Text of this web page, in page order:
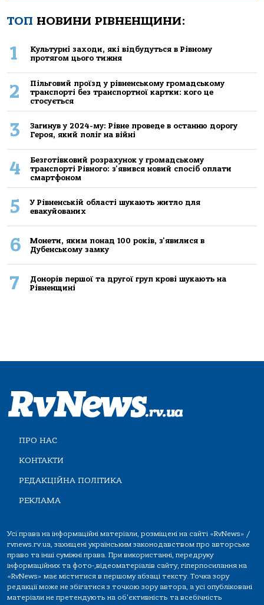
ТОП НОВИНИ РІВНЕНЩИНИ:
1
Культурні заходи, які відбудуться в Рівному
протягом цього тижня
2
Пільговий проїзд у рівненському громадському
транспорті без транспортної картки: кого це
стосується
3
Загинув у 2024-му: Рівне проведе в останню дорогу
Героя, який поліг на війні
4
Безготівковий розрахунок у громадському
транспорті Рівного: з'явився новий спосіб оплати
смартфоном
5
У Рівненській області шукають житло для
евакуйованих
6
Монети, яким понад 100 років, з'явилися в
Дубенському замку
7
Донорів першої та другої груп крові шукають на
Рівненщині
ПРО НАС
КОНТАКТИ
РЕДАКЦІЙНА ПОЛІТИКА
РЕКЛАМА
Усі права на інформаційні матеріали, розміщені на сайті «RvNews» /
rvnews.rv.ua, захищені українським законодавством про авторське
право та інші суміжні права. При використанні, передруку
інформаційних та фото-,відеоматеріалів сайту, гіперпосилання на
«RvNews» має міститися в першому абзаці тексту. Точка зору
редакції може не збігатися з точкою зору автора, а усі опубліковані
матеріали не претендують на об'єктивність та всебічність